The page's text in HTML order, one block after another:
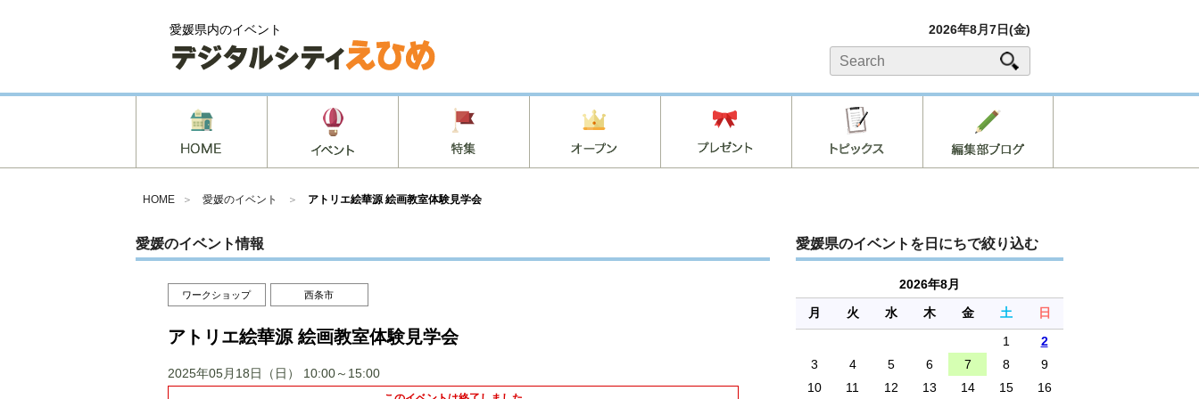
愛媛県内のイベント 2026年8月7日(金)
HOME ＞ 愛媛のイベント ＞ アトリエ絵華源 絵画教室体験見学会
愛媛のイベント情報
ワークショップ 西条市
アトリエ絵華源 絵画教室体験見学会
2025年05月18日（日） 10:00～15:00
愛媛県のイベントを日にちで絞り込む
2026年8月
月
火 水 木 金 土
日
1
2
3
4 5 6 7 8
9
10
11 12 13 14 15 16